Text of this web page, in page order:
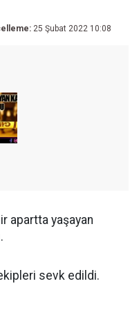
25 Şubat 2022 10:08
apartta yaşayan
sevk edildi.